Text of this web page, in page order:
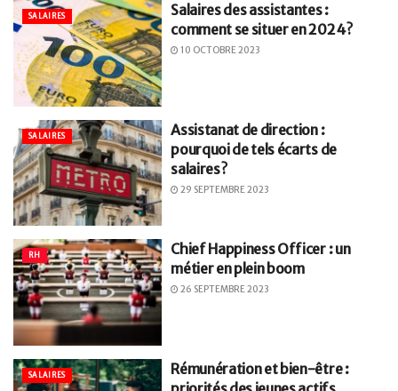
SALAIRES
Salaires des assistantes :
comment se situer en 2024 ?
10 OCTOBRE 2023
SALAIRES
Assistanat de direction :
pourquoi de tels écarts de
salaires ?
29 SEPTEMBRE 2023
RH
Chief Happiness Officer : un
métier en plein boom
26 SEPTEMBRE 2023
SALAIRES
Rémunération et bien-être :